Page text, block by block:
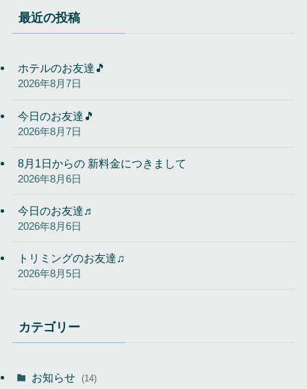
最近の投稿
ホテルのお友達🎵
2026年8月7日
今日のお友達🎵
2026年8月7日
8月1日からの 新料金につきまして
2026年8月6日
今日のお友達♬
2026年8月6日
トリミングのお友達♫
2026年8月5日
カテゴリー
お知らせ (14)